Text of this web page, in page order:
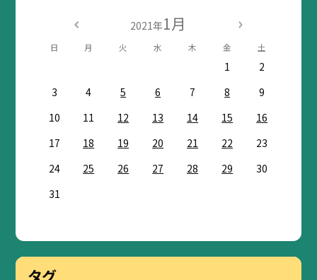
2021年1月
日 月 火 水 木 金 土
1
2
3
4 5 6 7 8
9
10
11 12 13 14 15
16
17
18 19 20 21 22
23
24
25 26 27 28 29
30
31
タグ